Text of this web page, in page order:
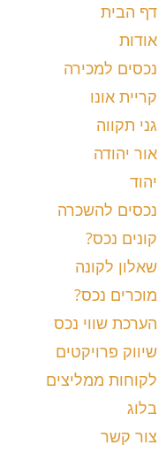
דף הבית
אודות
נכסים למכירה
קריית אונו
גני תקווה
אור יהודה
יהוד
נכסים להשכרה
קונים נכס?
שאלון לקונה
מוכרים נכס?
הערכת שווי נכס
שיווק פרויקטים
לקוחות ממליצים
בלוג
צור קשר